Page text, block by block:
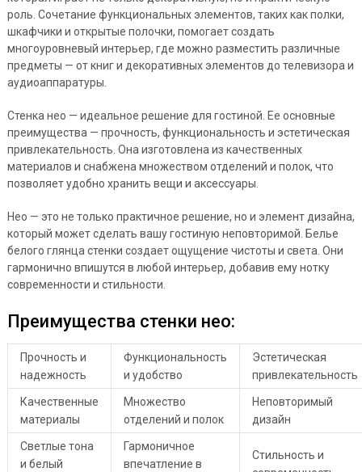
роль. Сочетание функциональных элементов, таких как полки,
шкафчики и открытые полочки, помогает создать
многоуровневый интерьер, где можно разместить различные
предметы — от книг и декоративных элементов до телевизора и
аудиоаппаратуры.
Стенка нео — идеальное решение для гостиной. Ее основные
преимущества — прочность, функциональность и эстетическая
привлекательность. Она изготовлена из качественных
материалов и снабжена множеством отделений и полок, что
позволяет удобно хранить вещи и аксессуары.
Нео — это не только практичное решение, но и элемент дизайна,
который может сделать вашу гостиную неповторимой. Белье
белого глянца стенки создает ощущение чистоты и света. Они
гармонично впишутся в любой интерьер, добавив ему нотку
современности и стильности.
Преимущества стенки нео:
Прочность и
надежность
Функциональность
и удобство
Эстетическая
привлекательность
Качественные
материалы
Множество
отделений и полок
Неповторимый
дизайн
Светлые тона
и белый
Гармоничное
впечатление в
Стильность и